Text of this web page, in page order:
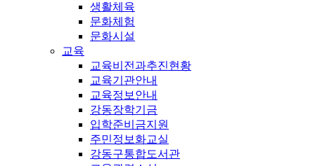
생활체육
문화체험
문화시설
교육
교육비전과추진현황
교육기관안내
교육정보안내
강동장학기금
입학준비금지원
주민정보화교실
강동구통합도서관